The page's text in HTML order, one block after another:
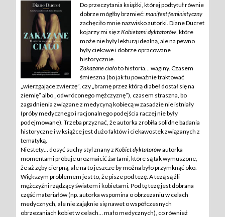
Do przeczytania książki, której podtytuł równie
dobrze mógłby brzmieć:manifest feministyczny
zachęciło mnie nazwisko autorki. Diane Ducret
kojarzy mi się z Kobietami dyktatorów , które
może nie były lekturą idealną, ale na pewno
były ciekawe i dobrze opracowane
historycznie.
Zakazane ciałoto historia… waginy. Czasem
śmieszna (bo jak tu poważnie traktować
„wierzgające zwierzę”, czy „bramę przez którą diabeł dostał się na
ziemię” albo „odwróconego mężczyznę”), czasem straszna, bo
zagadnienia związane z medycyną kobiecą w zasadzie nie istniały
(próby medycznego i racjonalnego podejścia raczej nie były
podejmowane). Trzeba przyznać, że autorka zrobiła solidne badania
historyczne i w książce jest dużo faktów i ciekawostek związanych z
tematyką.
Niestety… dosyć suchy styl znany z Kobiet dyktatorówautorka
momentami próbuje urozmaicić żartami, które są tak wymuszone,
że aż zęby cierpną, ale na to jeszcze by można było przymknąć oko.
Większym problemem jest to, że pisze pod tezę. A tezą są źli
mężczyźni rządzący światem i kobietami. Pod tę tezę jest dobrana
część materiałów (np. autorka wspomina o obrzezaniu w celach
medycznych, ale nie zająknie się nawet o współczesnych
obrzezaniach kobiet w celach… mało medycznych), co również